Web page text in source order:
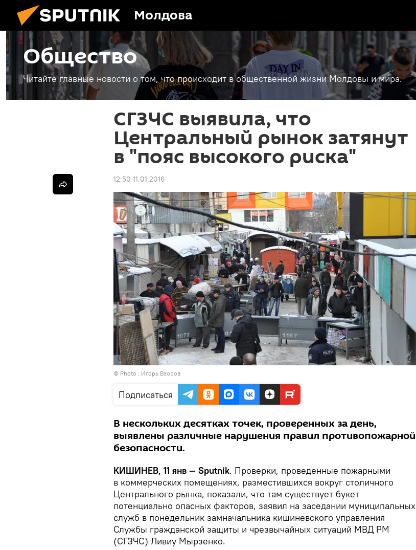
Молдова
Общество
Читайте главные новости о том, что происходит в общественной жизни Молдовы и мира.
СГЗЧС выявила, что
Центральный рынок затянут
в "пояс высокого риска"
12:50 11.01.2016
© Photo : Игорь Взоров
Подписаться
В нескольких десятках точек, проверенных за день,
выявлены различные нарушения правил противопожарной
безопасности.
КИШИНЕВ, 11 янв — Sputnik. Проверки, проведенные пожарными
в коммерческих помещениях, разместившихся вокруг столичного
Центрального рынка, показали, что там существует букет
потенциально опасных факторов, заявил на заседании муниципальных
служб в понедельник замначальника кишиневского управления
Службы гражданской защиты и чрезвычайных ситуаций МВД РМ
(СГЗЧС) Ливиу Мырзенко.